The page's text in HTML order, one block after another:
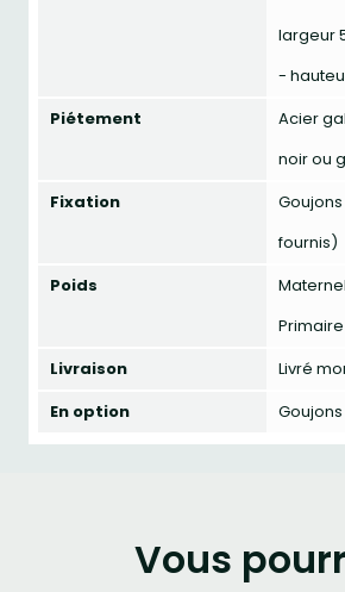
largeur
-
Piétement
Acier
noir ou
Fixation
fournis)
Poids
Livraison
Livré
En option
Vous